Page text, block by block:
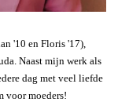
'10 en Floris '17),
Naast mijn werk als
dag met veel liefde
voor moeders!